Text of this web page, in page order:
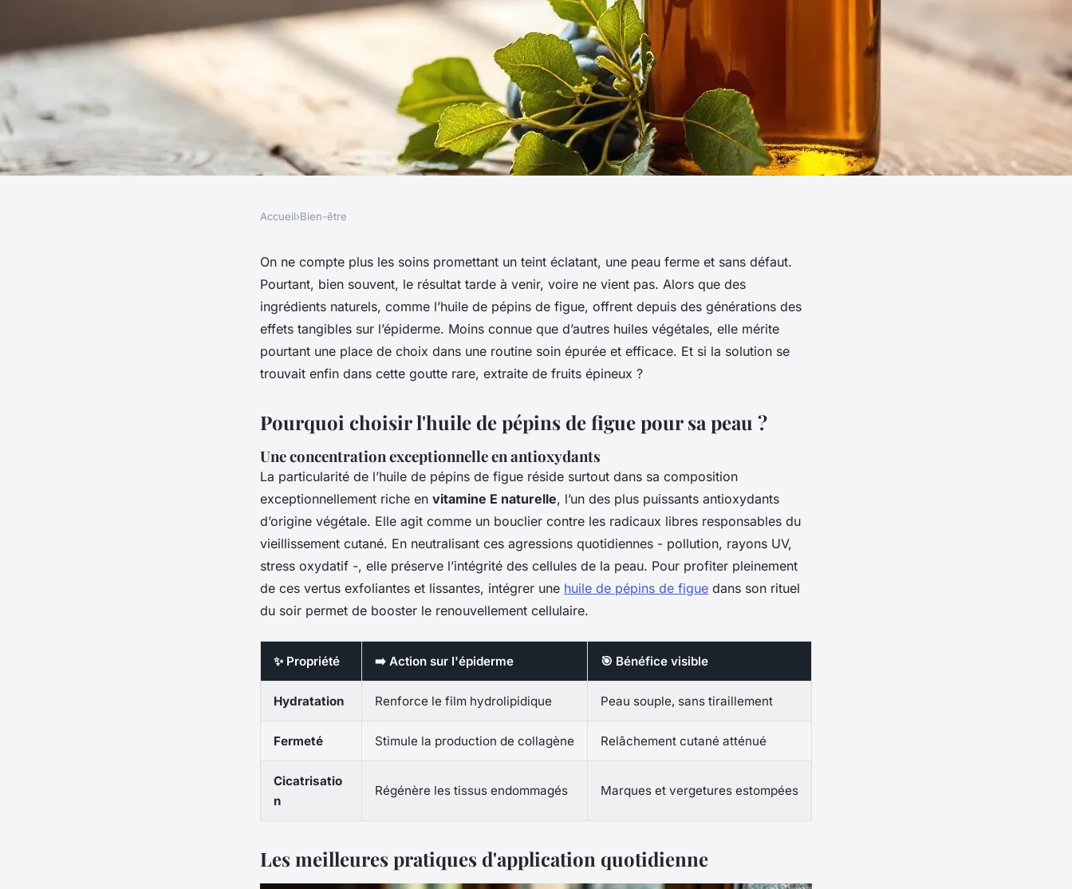
Top conseils pour bénéficier de l'huile
de pépins de figue
10 min de lecture
Accueil›Bien-être
On ne compte plus les soins promettant un teint éclatant, une peau ferme et sans défaut.
Pourtant, bien souvent, le résultat tarde à venir, voire ne vient pas. Alors que des
ingrédients naturels, comme l’huile de pépins de figue, offrent depuis des générations des
effets tangibles sur l’épiderme. Moins connue que d’autres huiles végétales, elle mérite
pourtant une place de choix dans une routine soin épurée et efficace. Et si la solution se
trouvait enfin dans cette goutte rare, extraite de fruits épineux ?
Pourquoi choisir l'huile de pépins de figue pour sa peau ?
Une concentration exceptionnelle en antioxydants
La particularité de l’huile de pépins de figue réside surtout dans sa composition
exceptionnellement riche en vitamine E naturelle, l’un des plus puissants antioxydants
d’origine végétale. Elle agit comme un bouclier contre les radicaux libres responsables du
vieillissement cutané. En neutralisant ces agressions quotidiennes - pollution, rayons UV,
stress oxydatif -, elle préserve l’intégrité des cellules de la peau. Pour profiter pleinement
de ces vertus exfoliantes et lissantes, intégrer une huile de pépins de figue dans son rituel
du soir permet de booster le renouvellement cellulaire.
✨ Propriété ➡️ Action sur l'épiderme 🎯 Bénéfice visible
Hydratation Renforce le film hydrolipidique Peau souple, sans tiraillement
Fermeté Stimule la production de collagène Relâchement cutané atténué
Cicatrisatio
n
Régénère les tissus endommagés Marques et vergetures estompées
Les meilleures pratiques d'application quotidienne